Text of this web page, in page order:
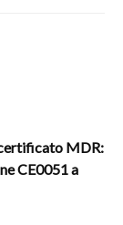
MDR:
CE0051 a